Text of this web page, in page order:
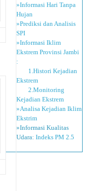
»Informasi Hari Tanpa
Hujan
»Prediksi dan Analisis
SPI
»Informasi Iklim
Ekstrem Provinsi Jambi
:
1.Histori Kejadian
Ekstrem
2.Monitoring
Kejadian Ekstrem
»Analisa Kejadian Iklim
Ekstrim
»Informasi Kualitas
Udara: Indeks PM 2.5